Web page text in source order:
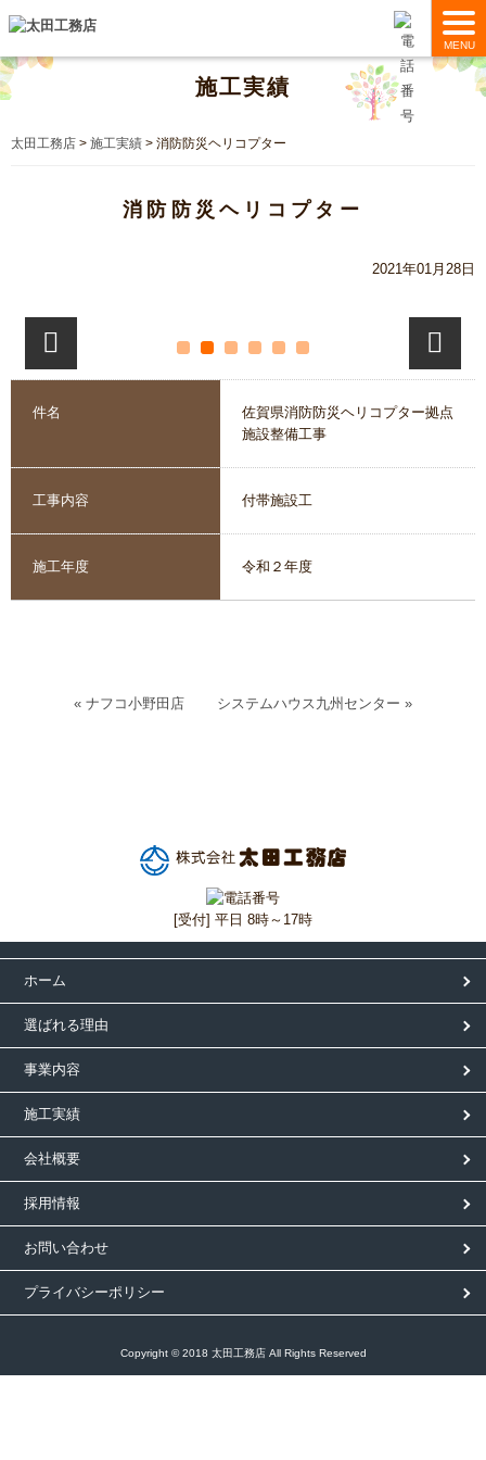
MENU
施工実績
太田工務店 > 施工実績 > 消防防災ヘリコプター
消防防災ヘリコプター
2021年01月28日
件名
佐賀県消防防災ヘリコプター拠点
施設整備工事
工事内容 付帯施設工
施工年度 令和２年度
« ナフコ小野田店 システムハウス九州センター »
[受付] 平日 8時～17時
ホーム
選ばれる理由
事業内容
施工実績
会社概要
採用情報
お問い合わせ
プライバシーポリシー
Copyright © 2018 太田工務店 All Rights Reserved